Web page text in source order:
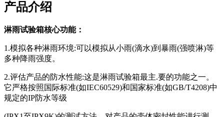
产品介绍
淋雨试验箱核心功能：
1.模拟各种淋雨环境:可以模拟从小雨(滴水)到暴雨(强喷淋)等
多种降雨强度。
2.评估产品的防水性能:这是淋雨试验箱最主.要的功能之一。
它严格按照国际标准(如IEC60529)和国家标准(如GB/T4208)中
规定的IP防水等级